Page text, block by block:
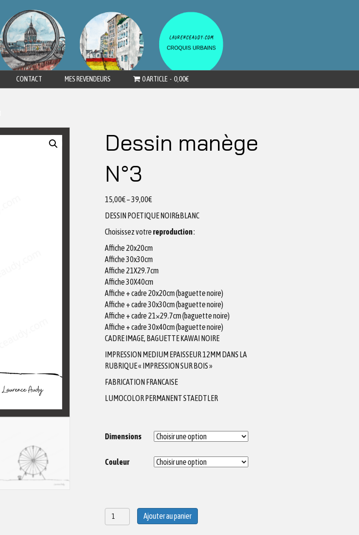
CONTACT MES REVENDEURS 0 ARTICLE 0,00€
Dessin manège
N°3
15,00€–39,00€
DESSIN POETIQUE NOIR&BLANC
Choisissez votre reproduction:
Affiche 20x20cm
Affiche 30x30cm
Affiche 21X29.7cm
Affiche 30X40cm
Affiche + cadre 20x20cm (baguette noire)
Affiche + cadre 30x30cm (baguette noire)
Affiche + cadre 21×29.7cm (baguette noire)
Affiche + cadre 30x40cm (baguette noire)
CADRE IMAGE, BAGUETTE KAWAI NOIRE
IMPRESSION MEDIUM EPAISSEUR 12MM DANS LA
RUBRIQUE « IMPRESSION SUR BOIS »
FABRICATION FRANCAISE
LUMOCOLOR PERMANENT STAEDTLER
Dimensions
Couleur
quantité
de
Ajouter au panier